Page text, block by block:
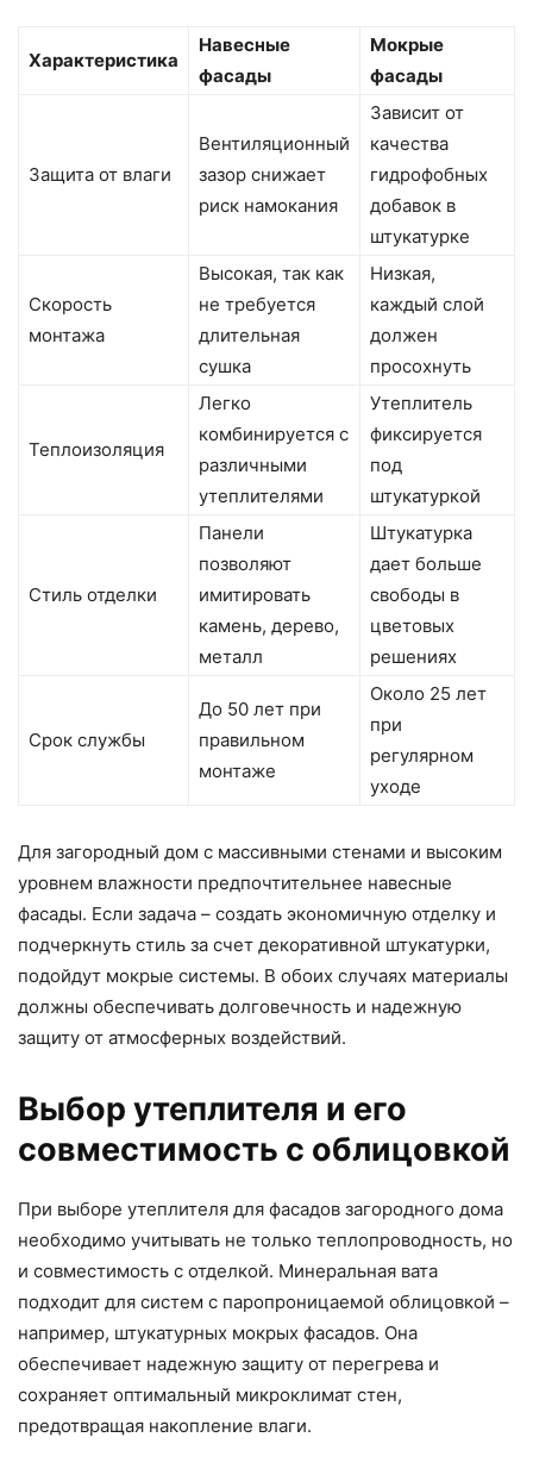
Характеристика
Навесные
фасады
Мокрые
фасады
Защита от влаги
Вентиляционный
зазор снижает
риск намокания
Зависит от
качества
гидрофобных
добавок в
штукатурке
Скорость
монтажа
Высокая, так как
не требуется
длительная
сушка
Низкая,
каждый слой
должен
просохнуть
Теплоизоляция
Легко
комбинируется с
различными
утеплителями
Утеплитель
фиксируется
под
штукатуркой
Стиль отделки
Панели
позволяют
имитировать
камень, дерево,
металл
Штукатурка
дает больше
свободы в
цветовых
решениях
Срок службы
До 50 лет при
правильном
монтаже
Около 25 лет
при
регулярном
уходе
Для загородный дом с массивными стенами и высоким
уровнем влажности предпочтительнее навесные
фасады. Если задача – создать экономичную отделку и
подчеркнуть стиль за счет декоративной штукатурки,
подойдут мокрые системы. В обоих случаях материалы
должны обеспечивать долговечность и надежную
защиту от атмосферных воздействий.
Выбор утеплителя и его
совместимость с облицовкой
При выборе утеплителя для фасадов загородного дома
необходимо учитывать не только теплопроводность, но
и совместимость с отделкой. Минеральная вата
подходит для систем с паропроницаемой облицовкой –
например, штукатурных мокрых фасадов. Она
обеспечивает надежную защиту от перегрева и
сохраняет оптимальный микроклимат стен,
предотвращая накопление влаги.